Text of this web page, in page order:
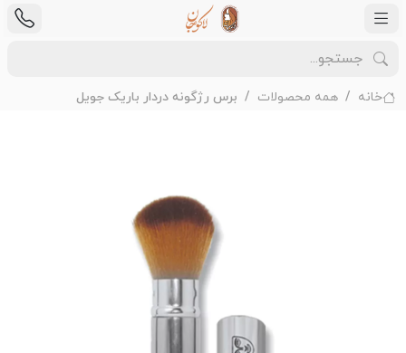
خانه همه محصولات برس رژگونه دردار باریک جویل